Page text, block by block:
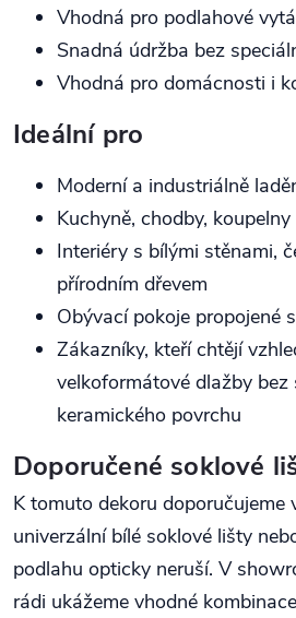
Vhodná pro podlahové
Snadná údržba bez
Vhodná pro domácnosti i
Ideální pro
Moderní a industriálně
Kuchyně, chodby,
Interiéry s bílými stěnami,
přírodním dřevem
Obývací pokoje propojené
Zákazníky, kteří chtějí
velkoformátové dlažby bez
keramického povrchu
Doporučené soklové
K tomuto dekoru doporučujeme
univerzální bílé soklové lišty
podlahu opticky neruší. V
rádi ukážeme vhodné